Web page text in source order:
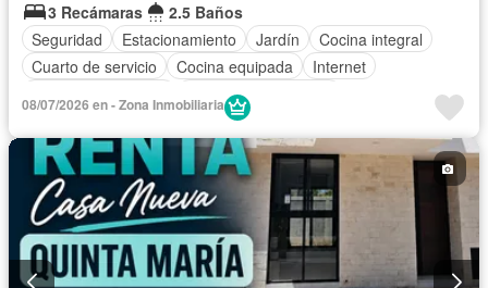
3 Recámaras
2.5 Baños
Seguridad
Estacionamiento Jardín
Cocina integral
Cuarto de servicio
Cocina equipada
Internet
Recámara con closet
08/07/2026 en - Zona Inmobiliaria